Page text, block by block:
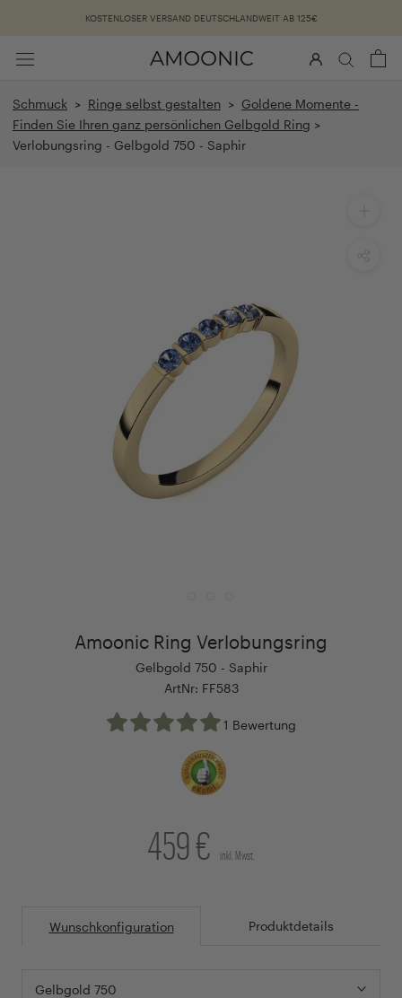
KOSTENLOSER VERSAND DEUTSCHLANDWEIT AB 125€
Schmuck > Ringe selbst gestalten > Goldene Momente -
Finden Sie Ihren ganz persönlichen Gelbgold Ring >
Verlobungsring - Gelbgold 750 - Saphir
Amoonic Ring Verlobungsring
Gelbgold 750 - Saphir
ArtNr: FF583
1 Bewertung
459 € inkl. Mwst.
Wunschkonfiguration Produktdetails
Gelbgold 750